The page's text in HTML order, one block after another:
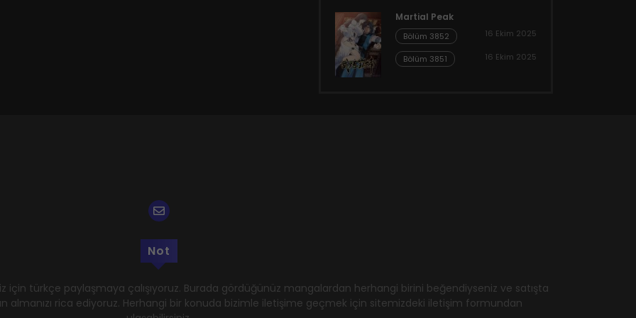
Martial Peak
Bölüm 3852 16 Ekim 2025
Bölüm 3851 16 Ekim 2025
Not
için türkçe paylaşmaya çalışıyoruz. Burada gördüğünüz mangalardan herhangi birini beğendiyseniz ve satışta
almanızı rica ediyoruz. Herhangi bir konuda bizimle iletişime geçmek için sitemizdeki iletişim formundan